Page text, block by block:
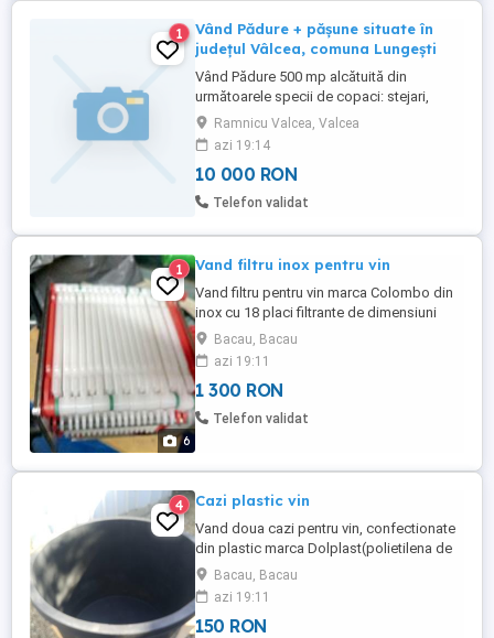
1
Vând Pădure + pășune situate în
județul Vâlcea, comuna Lungești
Vând Pădure 500 mp alcătuită din
următoarele specii de copaci: stejari,
carpeni, goruni, fagi, salcâmi, etc și
pășune 2000 mp situate în județul Vâlcea,
comuna Lungești. Pădurea și terenul sunt
alipite, aflate unul lângă celălalt.
Ramnicu Valcea, Valcea
azi 19:14
10 000 RON
Telefon validat
6
1 Vand filtru inox pentru vin
Vand filtru pentru vin marca Colombo din
inox cu 18 placi filtrante de dimensiuni
20x20 cm, capacitate filtrare 550-800 l/h.
Impecabil din punct de vedere al
aspectului si functionarii.
Bacau, Bacau
azi 19:11
1 300 RON
Telefon validat
4 Cazi plastic vin
Vand doua cazi pentru vin, confectionate
din plastic marca Dolplast(polietilena de
inalta densitate), fara capac, capacitate
500 l fiecare,diametrul 103 cm. Arata
impecabil. Pret 150 lei buc.
Bacau, Bacau
azi 19:11
150 RON